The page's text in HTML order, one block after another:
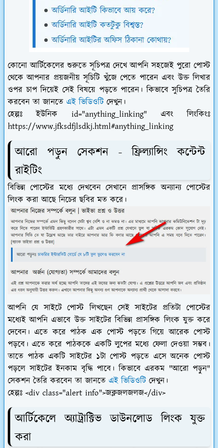
কোনো আর্টিকেলের শুরুতে সূচিপত্র দেখে আপনি সহজেই পুরো পোস্ট
থেকে আপনার প্রয়জনীয় সূচিটি খুঁজে পেতে পারেন এবং উক্ত লিখার
ওপর চাপ দিয়েই সেই বিষয়ে পড়তে পারেন। কিভাবে সুচিপত্র তৈরি
করবেন তা জানতে এই ভিডিওটিদেখুন।
হেল্পঃ ইউনিক id="anything_linking" এবং লিংকিংঃ
https://www.jfksdfjlsdkj.html#anything_linking
আরো পড়ুন সেকশন - ফ্রিল্যান্সিং কন্টেন্ট
রাইটিং
বিভিন্ন পোস্টের মধ্যে দেখবেন সেখানে প্রাসঙ্গিক অন্যান্য পোস্টের
লিংক করা আছে নিচের ছবির মত করে।
আপনি যে সাইটে পোস্ট লিখছেন সেই সাইটের প্রতিটা পোস্টের
মধ্যেই আপনি এভাবে উক্ত সাইটের বিভিন্ন প্রাসঙ্গিক লিংক যুক্ত করে
দেবেন। এতে করে পাঠক এক পোস্ট পড়তে গিয়ে আরেক পোস্ট
পড়বে। এতে করে পাঠককে একটি লুপের মধ্যে ফেলা দেওয়া সম্ভব।
তাতে পাঠক একটি সাইটের ১টা পোস্ট পড়তে এসে অনেক পোস্ট
পড়লে সাইটের ইনকাম বৃদ্ধি পাবে। কিভাবে এরকম "আরো পড়ুন"
সেকশন তৈরি করবেন তা জানতে এই ভিডিওটিদেখুন।
হেল্পঃ <div class="alert info">জক্লজলজলজ</div>
আর্টিকেলে অ্যাট্রাক্টিভ ডাউনলোড লিংক যুক্ত
করা